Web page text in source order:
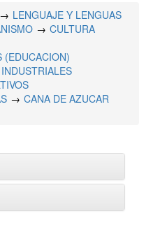
LENGUAJE Y LENGUAS
CULTURA
(EDUCACION)
CANA DE AZUCAR